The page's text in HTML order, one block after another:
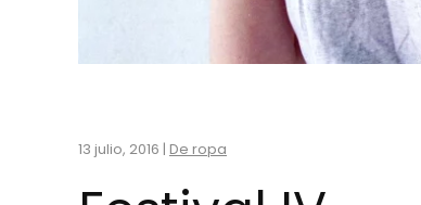
13 julio, 2016 | De ropa